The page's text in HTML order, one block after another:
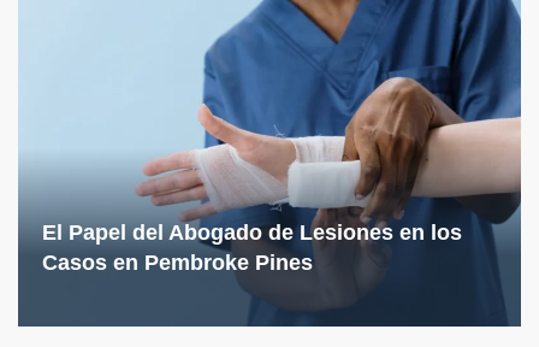
El Papel del Abogado de Lesiones en los
Casos en Pembroke Pines